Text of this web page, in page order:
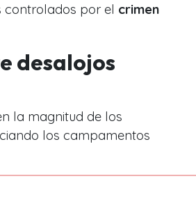
controlados por el crimen
desalojos
la magnitud de los
los campamentos